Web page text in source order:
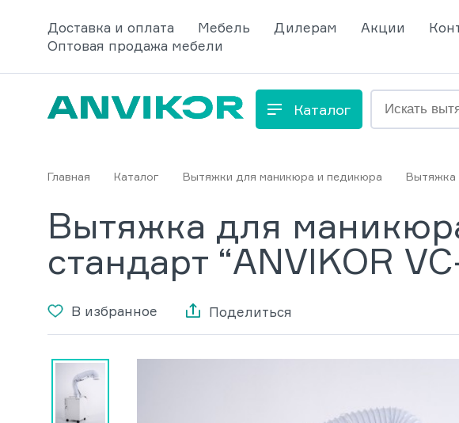
Доставка и оплата Мебель Дилерам Акции
Оптовая продажа мебели
Каталог
Главная Каталог Вытяжки для маникюра и педикюра Вытяжка
Вытяжка для
стандарт “ANVIKOR
В избранное Поделиться